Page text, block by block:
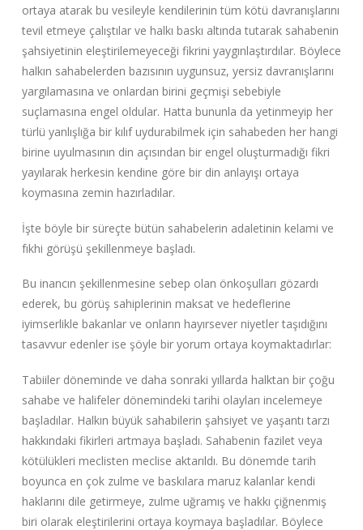
ortaya atarak bu vesileyle kendilerinin tüm kötü davranışlarını
tevil etmeye çalıştılar ve halkı baskı altında tutarak sahabenin
şahsiyetinin eleştirilemeyeceği fikrini yaygınlaştırdılar. Böylece
halkın sahabelerden bazısının uygunsuz, yersiz davranışlarını
yargılamasına ve onlardan birini geçmişi sebebiyle
suçlamasına engel oldular. Hatta bununla da yetinmeyip her
türlü yanlışlığa bir kılıf uydurabilmek için sahabeden her hangi
birine uyulmasının din açısından bir engel oluşturmadığı fikri
yayılarak herkesin kendine göre bir din anlayışı ortaya
koymasına zemin hazırladılar.
İşte böyle bir süreçte bütün sahabelerin adaletinin kelami ve
fıkhi görüşü şekillenmeye başladı.
Bu inancın şekillenmesine sebep olan önkoşulları gözardı
ederek, bu görüş sahiplerinin maksat ve hedeflerine
iyimserlikle bakanlar ve onların hayırsever niyetler taşıdığını
tasavvur edenler ise şöyle bir yorum ortaya koymaktadırlar:
Tabiiler döneminde ve daha sonraki yıllarda halktan bir çoğu
sahabe ve halifeler dönemindeki tarihi olayları incelemeye
başladılar. Halkın büyük sahabilerin şahsiyet ve yaşantı tarzı
hakkındaki fikirleri artmaya başladı. Sahabenin fazilet veya
kötülükleri meclisten meclise aktarıldı. Bu dönemde tarih
boyunca en çok zulme ve baskılara maruz kalanlar kendi
haklarını dile getirmeye, zulme uğramış ve hakkı çiğnenmiş
biri olarak eleştirilerini ortaya koymaya başladılar. Böylece